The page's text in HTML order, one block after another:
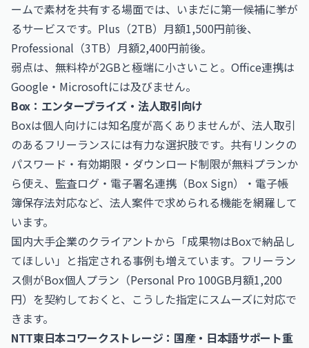
ームで素材を共有する場面では、いまだに第一候補に挙が
るサービスです。Plus（2TB）月額1,500円前後、
Professional（3TB）月額2,400円前後。
弱点は、無料枠が2GBと極端に小さいこと。Office連携は
Google・Microsoftには及びません。
Box：エンタープライズ・法人取引向け
Boxは個人向けには知名度が高くありませんが、法人取引
のあるフリーランスには有力な選択肢です。共有リンクの
パスワード・有効期限・ダウンロード制限が無料プランか
ら使え、監査ログ・電子署名連携（Box Sign）・電子帳
簿保存法対応など、法人案件で求められる機能を網羅して
います。
国内大手企業のクライアントから「成果物はBoxで納品し
てほしい」と指定される事例も増えています。フリーラン
ス側がBox個人プラン（Personal Pro 100GB月額1,200
円）を契約しておくと、こうした指定にスムーズに対応で
きます。
NTT東日本コワークストレージ：国産・日本語サポート重